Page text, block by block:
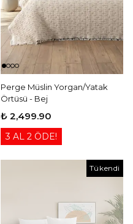
Perge Müslin Yorgan/Yatak
Örtüsü - Bej
₺ 2,499.90
3 AL 2 ÖDE!
Tükendi